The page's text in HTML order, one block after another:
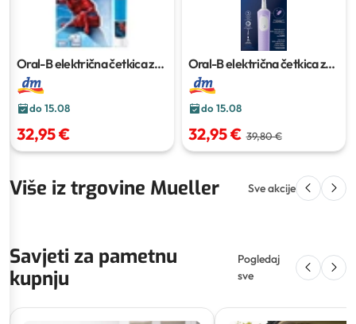
Oral-B električna četkica za
zube Pro Kids 3+ Spiderman
kom
do 15.08
32,95 €
Oral-B električna četkica za
zube Vitality Pro Lilac
do 15.08
32,95 € 39,80 €
Više iz trgovine Mueller Sve akcije
Savjeti za pametnu
kupnju
Pogledaj
sve